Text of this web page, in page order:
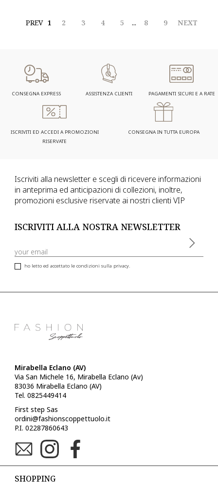
PREV 1 2 3 4 5 ... 8 9 NEXT
CONSEGNA EXPRESS ASSISTENZA CLIENTI PAGAMENTI SICURI E A RATE
ISCRIVITI ED ACCEDI A PROMOZIONI
RISERVATE
CONSEGNA IN TUTTA EUROPA
Iscriviti alla newsletter e scegli di ricevere informazioni
in anteprima ed anticipazioni di collezioni, inoltre,
promozioni esclusive riservate ai nostri clienti VIP
ISCRIVITI ALLA NOSTRA NEWSLETTER
ho letto ed accettato le condizioni sulla privacy.
Mirabella Eclano (AV)
Via San Michele 16, Mirabella Eclano (Av)
83036 Mirabella Eclano (AV)
Tel. 0825449414
First step Sas
ordini@fashionscoppettuolo.it
P.I. 02287860643
SHOPPING